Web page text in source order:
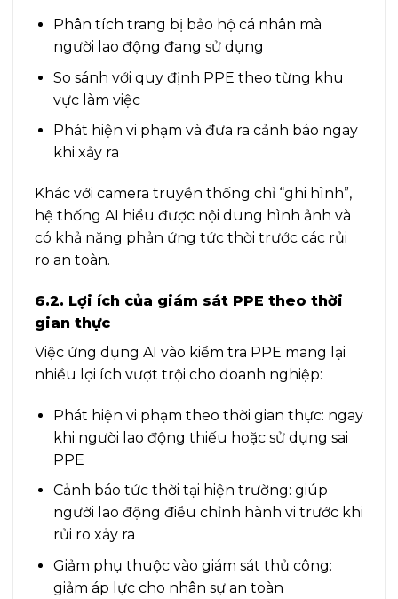
Phân tích trang bị bảo hộ cá nhân mà
người lao động đang sử dụng
So sánh với quy định PPE theo từng khu
vực làm việc
Phát hiện vi phạm và đưa ra cảnh báo ngay
khi xảy ra
Khác với camera truyền thống chỉ “ghi hình”,
hệ thống AI hiểu được nội dung hình ảnh và
có khả năng phản ứng tức thời trước các rủi
ro an toàn.
6.2. Lợi ích của giám sát PPE theo thời
gian thực
Việc ứng dụng AI vào kiểm tra PPE mang lại
nhiều lợi ích vượt trội cho doanh nghiệp:
Phát hiện vi phạm theo thời gian thực: ngay
khi người lao động thiếu hoặc sử dụng sai
PPE
Cảnh báo tức thời tại hiện trường: giúp
người lao động điều chỉnh hành vi trước khi
rủi ro xảy ra
Giảm phụ thuộc vào giám sát thủ công:
giảm áp lực cho nhân sự an toàn